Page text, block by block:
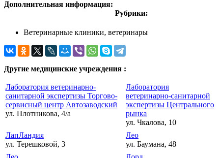
Дополнительная информация:
Рубрики:
Ветеринарные клиники, ветеринары
Другие медицинские учреждения :
Лаборатория ветеринарно-
санитарной экспертизы Торгово-
сервисный центр Автозаводский
ул. Плотникова, 4/а
Лаборатория
ветеринарно-санитарной
экспертизы Центрального
рынка
ул. Чкалова, 10
ЛапЛандия
ул. Терешковой, 3
Лео
ул. Баумана, 48